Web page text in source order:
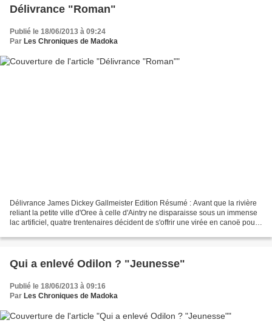
Délivrance "Roman"
Publié le 18/06/2013 à 09:24
Par Les Chroniques de Madoka
Délivrance James Dickey Gallmeister Edition Résumé : Avant que la rivière
reliant la petite ville d'Oree à celle d'Aintry ne disparaisse sous un immense
lac artificiel, quatre trentenaires décident de s'offrir une virée en canoë pour
Qui a enlevé Odilon ? "Jeunesse"
Publié le 18/06/2013 à 09:16
Par Les Chroniques de Madoka